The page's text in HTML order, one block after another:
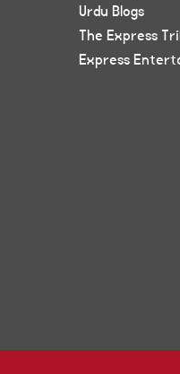
Urdu Blogs
The Express
Express